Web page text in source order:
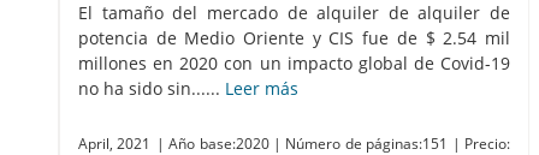
El tamaño del mercado de alquiler de alquiler de
potencia de Medio Oriente y CIS fue de $ 2.54 mil
millones en 2020 con un impacto global de Covid-19
no ha sido sin...... Leer más
April, 2021 | Año base:2020 | Número de páginas:151 | Precio: